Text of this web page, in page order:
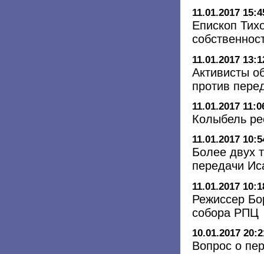
11.01.2017
Епископ
11.01.2017
Активисты
против
11.01.2017
Колыбель
11.01.2017
Более двух
передачи
11.01.2017
Режиссер
собора РПЦ
10.01.2017
Вопрос о